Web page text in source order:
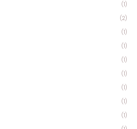
(1)
(2)
(1)
(1)
(1)
(1)
(1)
(1)
(1)